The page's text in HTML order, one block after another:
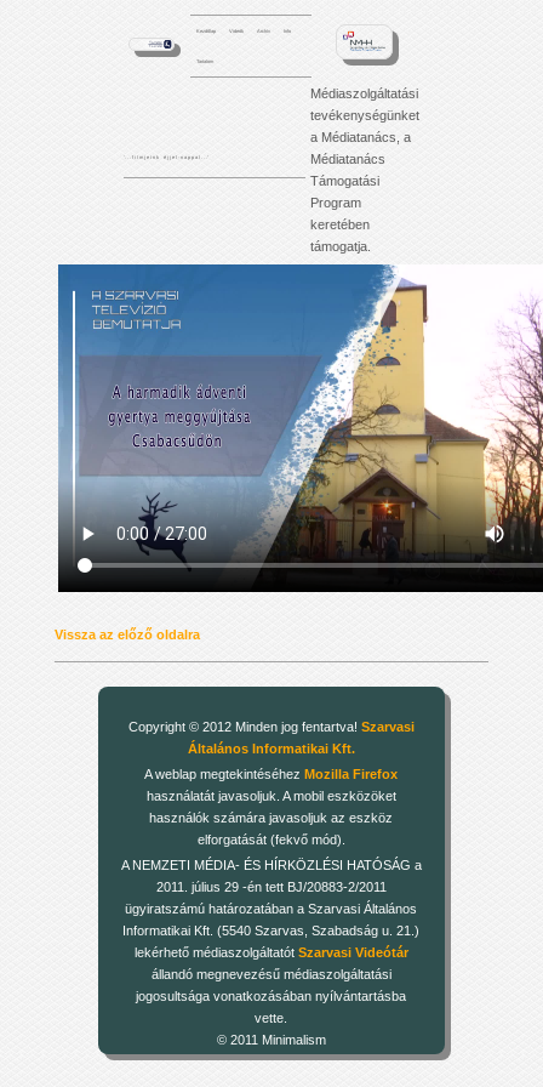
Kezdőlap Videók Archív Info
Tartalom
'. . . f i l m j e i n k é j j e l - n a p p a l . . .'
Médiaszolgáltatási
tevékenységünket
a Médiatanács, a
Médiatanács
Támogatási
Program
keretében
támogatja.
Vissza az előző oldalra
Copyright © 2012 Minden jog fentartva! Szarvasi
Általános Informatikai Kft.
A weblap megtekintéséhezMozilla Firefox
használatát javasoljuk. A mobil eszközöket
használók számára javasoljuk az eszköz
elforgatását (fekvő mód).
A NEMZETI MÉDIA- ÉS HÍRKÖZLÉSI HATÓSÁG a
2011. július 29 -én tett BJ/20883-2/2011
ügyiratszámú határozatában a Szarvasi Általános
Informatikai Kft. (5540 Szarvas, Szabadság u. 21.)
lekérhető médiaszolgáltatót Szarvasi Videótár
állandó megnevezésű médiaszolgáltatási
jogosultsága vonatkozásában nyílvántartásba
vette.
© 2011 Minimalism